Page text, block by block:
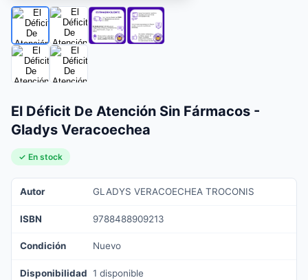
El Déficit De Atención Sin Fármacos -
Gladys Veracoechea
✓ En stock
Autor GLADYS VERACOECHEA TROCONIS
ISBN 9788488909213
Condición Nuevo
Disponibilidad 1 disponible